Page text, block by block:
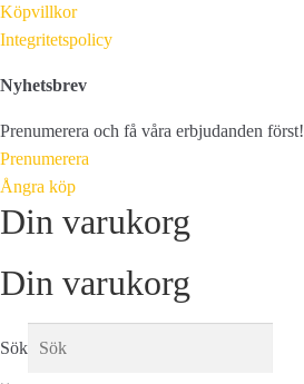
Köpvillkor
Integritetspolicy
Nyhetsbrev
Prenumerera och få våra erbjudanden först!
Prenumerera
Ångra köp
Din varukorg
Din varukorg
Sök